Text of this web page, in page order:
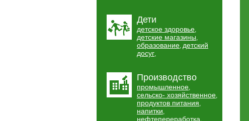
Дети
детское здоровье,
детские магазины,
образование, детский
досуг,
Производство
промышленное,
сельско- хозяйственное,
продуктов питания,
напитки,
нефтепереработка,